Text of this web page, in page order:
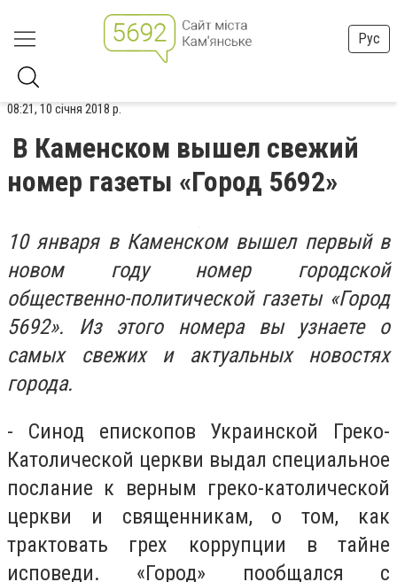
Рус
08:21, 10 січня 2018 р.
В Каменском вышел свежий
номер газеты «Город 5692»
10 января в Каменском вышел первый в
новом году номер городской
общественно-политической газеты «Город
5692». Из этого номера вы узнаете о
самых свежих и актуальных новостях
города.
- Синод епископов Украинской Греко-
Католической церкви выдал специальное
послание к верным греко-католической
церкви и священникам, о том, как
трактовать грех коррупции в тайне
исповеди. «Город» пообщался с